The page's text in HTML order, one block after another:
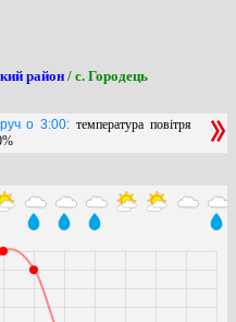
район / с. Городець
о 3:00: температура повітря